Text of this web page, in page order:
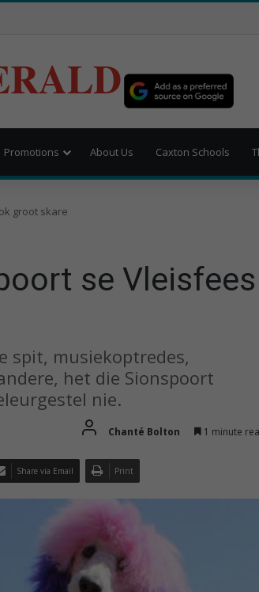
Promotions About Us Caxton Schools
groot skare
se Vleisfees
spit, musiekoptredes,
het die Sionspoort
nie.
Chanté Bolton 1 minute
Share via Email Print